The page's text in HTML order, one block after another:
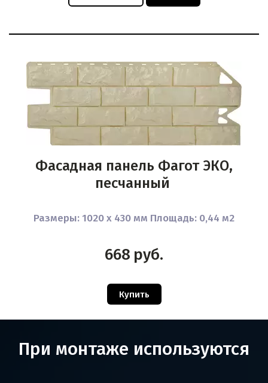
Фасадная панель Фагот ЭКО,
песчанный
Размеры: 1020 x 430 мм Площадь: 0,44 м2
668 руб.
Купить
При монтаже используются